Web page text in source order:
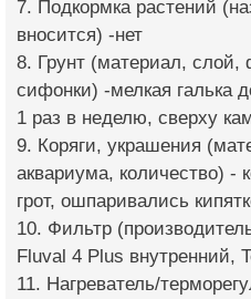
7. Подкормка растений
вносится) -нет
8. Грунт (материал, слой,
сифонки) -мелкая
1 раз в неделю, сверху
9. Коряги, украшения
аквариума, количество) -
грот, ошпаривались
10. Фильтр
Fluval 4 Plus внутренний,
11. Нагреватель/